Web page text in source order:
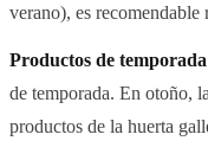
verano), es recomendable
Productos de temporada
de temporada. En otoño,
productos de la huerta